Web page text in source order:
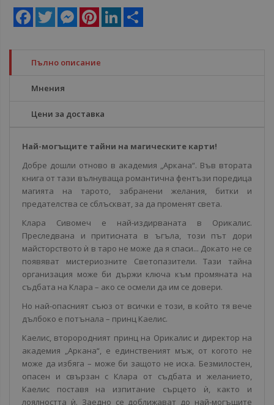
Facebook
Twitter MessengerPinterestLinkedIn
Пълно описание
Мнения
Цени за доставка
Най-могъщите тайни на магическите карти!
Добре дошли отново в академия „Аркана“. Във втората
книга от тази вълнуваща романтична фентъзи поредица
магията на тарото, забранени желания, битки и
предателства се сблъскват, за да променят света.
Клара Сивомеч е най-издирваната в Орикалис.
Преследвана и притисната в ъгъла, този път дори
майсторството ѝ в таро не може да я спаси... Докато не се
появяват мистериозните Светопазители. Тази тайна
организация може би държи ключа към промяната на
съдбата на Клара – ако се осмели да им се довери.
Но най-опасният съюз от всички е този, в който тя вече
дълбоко е потънала – принц Каелис.
Каелис, второродният принц на Орикалис и директор на
академия „Аркана“, е единственият мъж, от когото не
може да избяга – може би защото не иска. Безмилостен,
опасен и свързан с Клара от съдбата и желанието,
Каелис поставя на изпитание сърцето ѝ, както и
лоялността ѝ. Заедно се доближават до най-могъщите